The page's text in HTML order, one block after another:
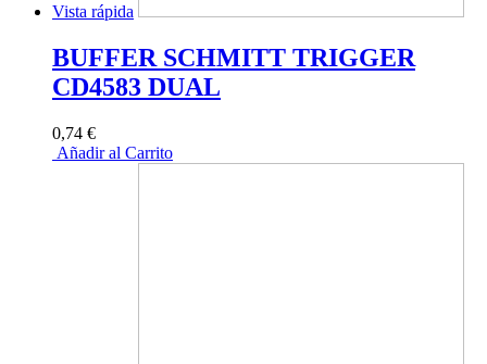
Vista rápida
BUFFER SCHMITT TRIGGER
CD4583 DUAL
0,74 €
Añadir al Carrito